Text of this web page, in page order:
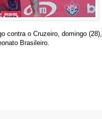
contra o Cruzeiro, domingo (28),
Brasileiro.